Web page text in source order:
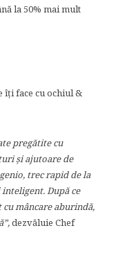
la 50% mai mult
îți face cu ochiul &
pregătite cu
și ajutoare de
trec rapid de la
După ce
mâncare aburindă,
dezvăluie Chef